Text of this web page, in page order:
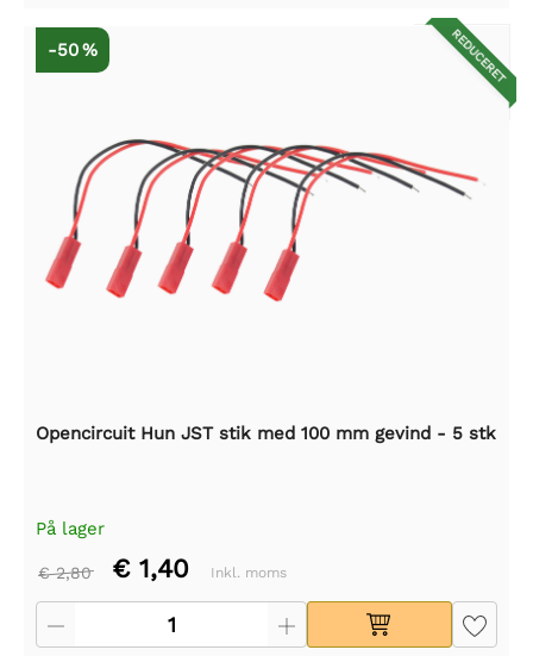
REDUCERET
-50 %
Opencircuit Hun JST stik med 100 mm gevind - 5 stk
På lager
€ 2,80 € 1,40 Inkl. moms